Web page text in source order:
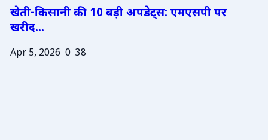
खेती-किसानी की 10 बड़ी अपडेट्स: एमएसपी पर
खरीद...
Apr 5, 2026 0 38